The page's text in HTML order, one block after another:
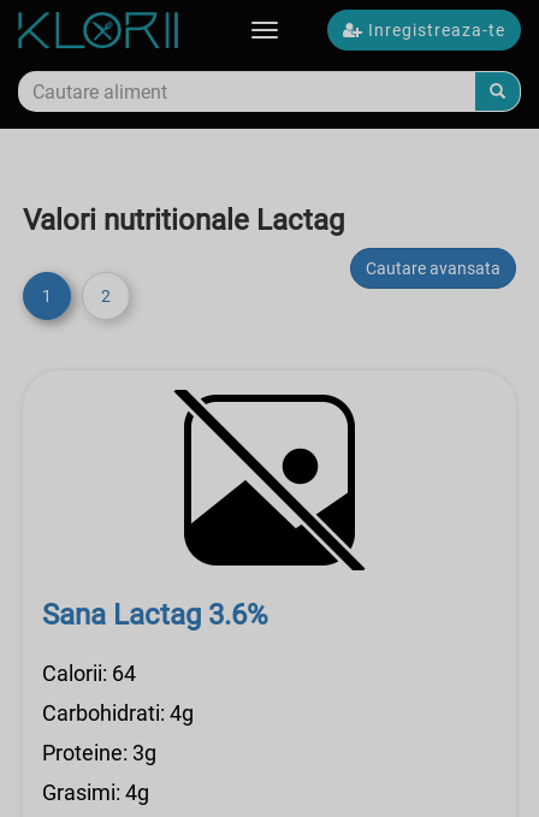
Inregistreaza-te
Toggle
Valori nutritionale Lactag
Cautare avansata
1
2
Sana Lactag 3.6%
Calorii: 64
Carbohidrati: 4g
Proteine: 3g
Grasimi: 4g